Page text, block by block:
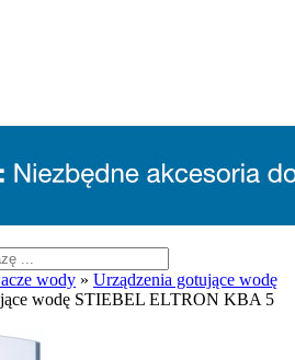
wody » Urządzenia gotujące wodę
wodę STIEBEL ELTRON KBA 5